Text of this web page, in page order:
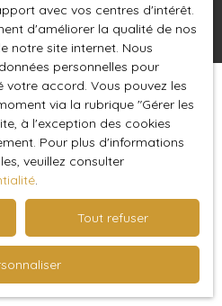
Rechercher
Créer une alerte
résultat
avec vos centres d'intérêt.
d'améliorer la qualité de nos
notre site internet. Nous
personnelles pour
votre accord. Vous pouvez les
via la rubrique ″Gérer les
à l'exception des cookies
Pour plus d'informations
veuillez consulter
.
Tout refuser